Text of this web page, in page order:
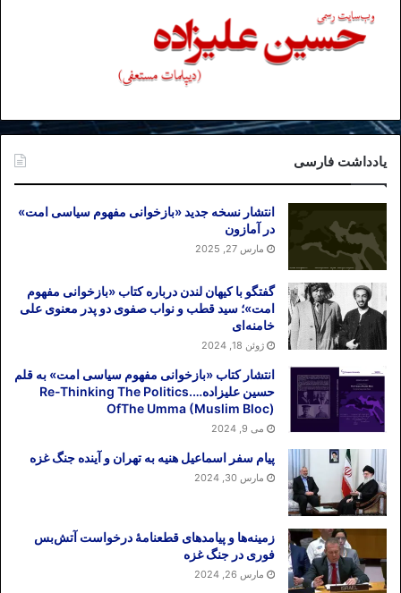
یادداشت فارسی
انتشار نسخه جدید «بازخوانی مفهوم سیاسی امت»
در آمازون
مارس 27, 2025
گفتگو با کیهان لندن درباره کتاب «بازخوانی مفهوم
امت»؛ سید قطب و نواب صفوی دو پدر معنوی علی
خامنه‌ای
ژوئن 18, 2024
انتشار کتاب «بازخوانی مفهوم سیاسی امت» به قلم
حسین علیزاده….Re-Thinking The Politics
OfThe Umma (Muslim Bloc)
می 9, 2024
پیام سفر اسماعیل هنیه به تهران و آینده جنگ غزه
مارس 30, 2024
زمینه‌ها و پیامدهای قطعنامهٔ درخواست آتش‌بس
فوری در جنگ غزه
مارس 26, 2024